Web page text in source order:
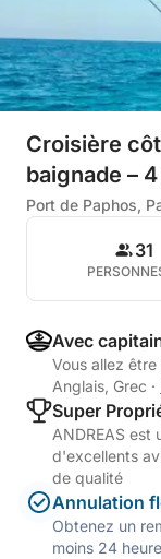
Croisière
baignade –
Port de Paphos,
31
Avec
Vous allez
Anglais, Grec ·
Super
ANDREAS est
d'excellents
de qualité
Annulation
Obtenez un
moins 24